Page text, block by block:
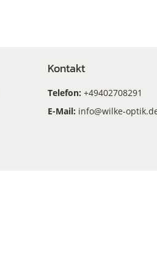
Kontakt
Telefon: +49402708291
E-Mail: info@wilke-